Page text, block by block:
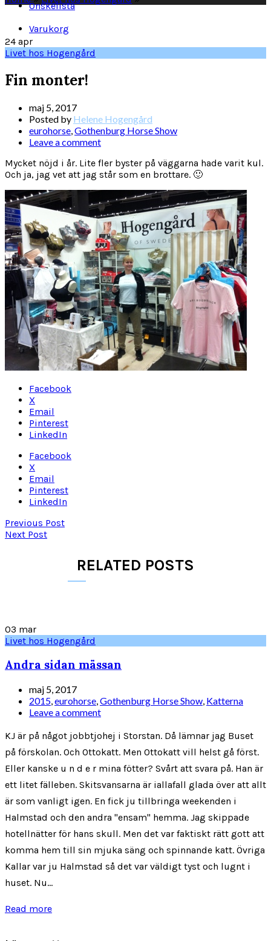
Önskelista
Varukorg
24 apr
Livet hos Hogengård
Fin monter!
maj 5, 2017
Posted by Helene Hogengård
eurohorse Gothenburg Horse Show
Leave a comment
Mycket nöjd i år. Lite fler byster på väggarna hade varit kul.
Och ja, jag vet att jag står som en brottare. 🙂
Facebook
X
Email
Pinterest
LinkedIn
Facebook
X
Email
Pinterest
LinkedIn
Previous Post
Next Post
RELATED POSTS
03 mar
Livet hos Hogengård
Andra sidan mässan
maj 5, 2017
2015,eurohorse,Gothenburg Horse Show, Katterna
Leave a comment
KJ är på något jobbtjohej i Storstan. Då lämnar jag Buset
på förskolan. Och Ottokatt. Men Ottokatt vill helst gå först.
Eller kanske u n d e r mina fötter? Svårt att svara på. Han är
ett litet fälleben. Skitsvansarna är iallafall glada över att allt
är som vanligt igen. En fick ju tillbringa weekenden i
Halmstad och den andra "ensam" hemma. Jag skippade
hotellnätter för hans skull. Men det var faktiskt rätt gott att
komma hem till sin mjuka säng och spinnande katt. Övriga
Kallar var ju Halmstad så det var väldigt tyst och lugnt i
huset. Nu...
Read more